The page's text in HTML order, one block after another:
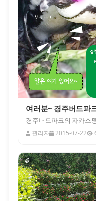
여러분~ 경주버드파
경주버드파크의 자카스
관리자 2015-07-22